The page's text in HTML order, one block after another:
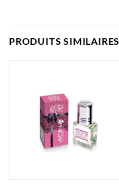
PRODUITS SIMILAIRES